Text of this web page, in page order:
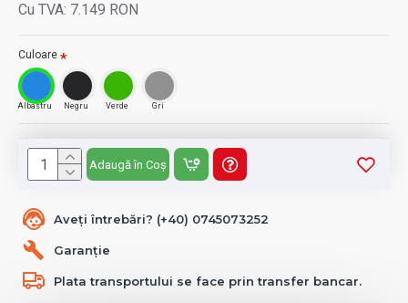
Aveți întrebări? (+40) 0745073252
Garanție
Plata transportului se face prin transfer bancar.
Cu TVA: 7.149 RON
Culoare
Albastru Negru Verde Gri
Adaugă în Coș